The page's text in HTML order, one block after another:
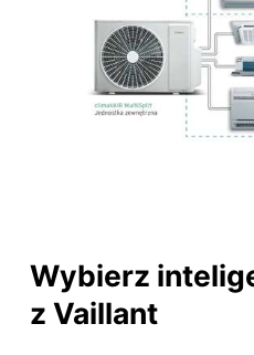
Wybierz
z Vaillant